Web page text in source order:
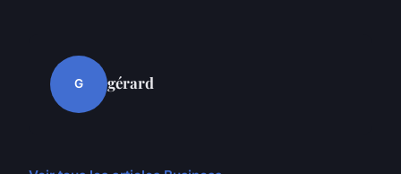
G gérard